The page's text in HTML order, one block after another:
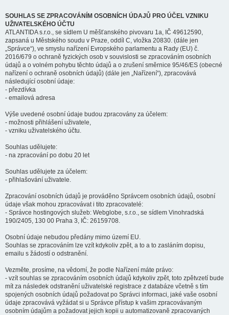
SOUHLAS SE ZPRACOVÁNÍM OSOBNÍCH ÚDAJŮ PRO ÚČEL VZNIKU
UŽIVATELSKÉHO ÚČTU
ATLANTIDA s.r.o., se sídlem U měšťanského pivovaru 1a, IČ 49612590,
zapsaná u Městského soudu v Praze, oddíl C, vložka 20830. (dále jen
„Správce“), ve smyslu nařízení Evropského parlamentu a Rady (EU) č.
2016/679 o ochraně fyzických osob v souvislosti se zpracováním osobních
údajů a o volném pohybu těchto údajů a o zrušení směrnice 95/46/ES (obecné
nařízení o ochraně osobních údajů) (dále jen „Nařízení“), zpracovává
následující osobní údaje:
- přezdívka
- emailová adresa
Výše uvedené osobní údaje budou zpracovány za účelem:
- možnosti přihlášení uživatele,
- vzniku uživatelského účtu.
Souhlas udělujete:
- na zpracování po dobu 20 let
Souhlas udělujete za účelem:
- přihlašování uživatele.
Zpracování osobních údajů je prováděno Správcem osobních údajů, osobní
údaje však mohou zpracovávat i tito zpracovatelé:
- Správce hostingových služeb: Webglobe, s.r.o., se sídlem Vinohradská
190/2405, 130 00 Praha 3, IČ: 26159708.
Osobní údaje nebudou předány mimo území EU.
Souhlas se zpracováním lze vzít kdykoliv zpět, a to a to zasláním dopisu,
emailu s žádostí o odstranění.
Vezměte, prosíme, na vědomí, že podle Nařízení máte právo:
- vzít souhlas se zpracováním osobních údajů kdykoliv zpět, toto zpětvzetí bude
mít za následek odstranění uživatelské registrace z databáze včetně s tím
spojených osobních údajů požadovat po Správci informaci, jaké vaše osobní
údaje zpracovává vyžádat si u Správce přístup k vašim zpracovávaným
osobním údajům a požadovat jejich kopii u automatizovaně zpracovaných